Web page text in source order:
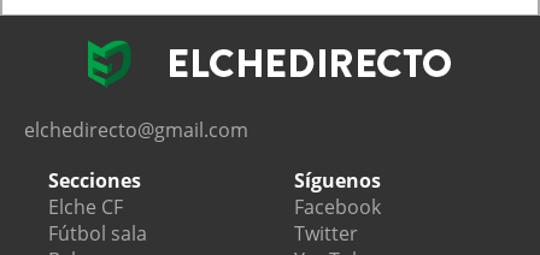
elchedirecto@gmail.com
Secciones
Elche CF
Fútbol sala
Síguenos
Facebook
Twitter